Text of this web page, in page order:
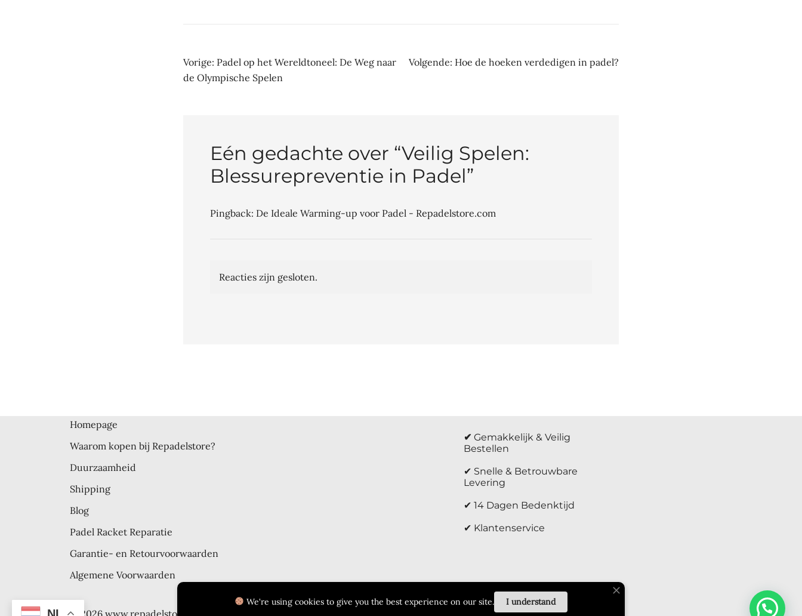
Bericht
Vorige: Padel op het Wereldtoneel: De Weg naar
de Olympische Spelen
Volgende: Hoe de hoeken verdedigen in padel?
Eén gedachte over “Veilig Spelen:
Blessurepreventie in Padel”
Pingback: De Ideale Warming-up voor Padel - Repadelstore.com
Reacties zijn gesloten.
Homepage
Waarom kopen bij Repadelstore?
Duurzaamheid
Shipping
Blog
Padel Racket Reparatie
Garantie- en Retourvoorwaarden
Algemene Voorwaarden
✔ Gemakkelijk & Veilig
Bestellen
✔ Snelle & Betrouwbare
Levering
✔ 14 Dagen Bedenktijd
✔ Klantenservice
© 2026 www.repadelstore.com
We're using cookies to give you the best experience on our site. I understand